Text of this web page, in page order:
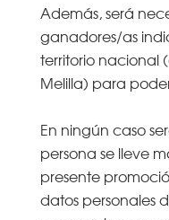
Además, será
ganadores/as
territorio nacional
Melilla) para
En ningún caso
persona se lleve
presente
datos personales